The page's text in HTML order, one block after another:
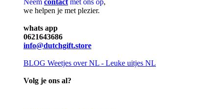
we helpen je met plezier.
whats app
0621643686
info@dutchgift.store
BLOG Weetjes over NL - Leuke uitjes NL
Volg je ons al?